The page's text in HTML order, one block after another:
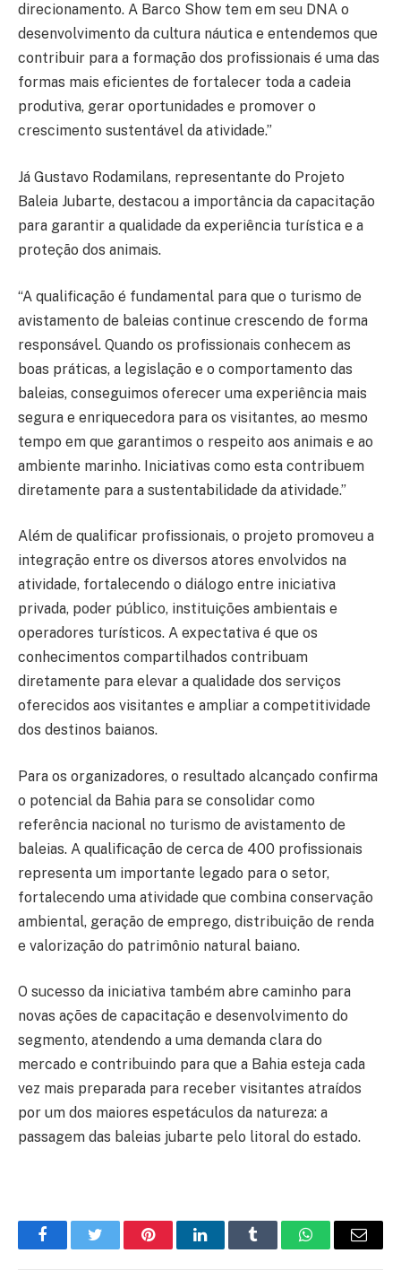
direcionamento. A Barco Show tem em seu DNA o
desenvolvimento da cultura náutica e entendemos que
contribuir para a formação dos profissionais é uma das
formas mais eficientes de fortalecer toda a cadeia
produtiva, gerar oportunidades e promover o
crescimento sustentável da atividade.”
Já Gustavo Rodamilans, representante do Projeto
Baleia Jubarte, destacou a importância da capacitação
para garantir a qualidade da experiência turística e a
proteção dos animais.
“A qualificação é fundamental para que o turismo de
avistamento de baleias continue crescendo de forma
responsável. Quando os profissionais conhecem as
boas práticas, a legislação e o comportamento das
baleias, conseguimos oferecer uma experiência mais
segura e enriquecedora para os visitantes, ao mesmo
tempo em que garantimos o respeito aos animais e ao
ambiente marinho. Iniciativas como esta contribuem
diretamente para a sustentabilidade da atividade.”
Além de qualificar profissionais, o projeto promoveu a
integração entre os diversos atores envolvidos na
atividade, fortalecendo o diálogo entre iniciativa
privada, poder público, instituições ambientais e
operadores turísticos. A expectativa é que os
conhecimentos compartilhados contribuam
diretamente para elevar a qualidade dos serviços
oferecidos aos visitantes e ampliar a competitividade
dos destinos baianos.
Para os organizadores, o resultado alcançado confirma
o potencial da Bahia para se consolidar como
referência nacional no turismo de avistamento de
baleias. A qualificação de cerca de 400 profissionais
representa um importante legado para o setor,
fortalecendo uma atividade que combina conservação
ambiental, geração de emprego, distribuição de renda
e valorização do patrimônio natural baiano.
O sucesso da iniciativa também abre caminho para
novas ações de capacitação e desenvolvimento do
segmento, atendendo a uma demanda clara do
mercado e contribuindo para que a Bahia esteja cada
vez mais preparada para receber visitantes atraídos
por um dos maiores espetáculos da natureza: a
passagem das baleias jubarte pelo litoral do estado.
FacebookTwitter PinterestLinkedInTumblr WhatsApp
E-